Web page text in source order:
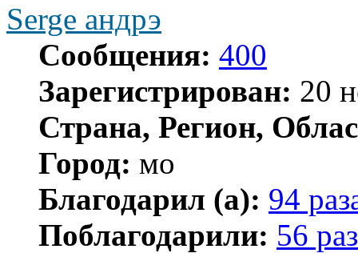
Serge андрэ
Сообщения: 400
Зарегистрирован: 20
Страна, Регион,
Город: мо
Благодарил (а): 94
Поблагодарили: 56 раз